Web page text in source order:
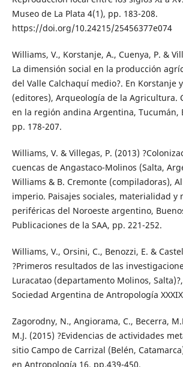
Museo de La Plata 4(1), pp. 183-208.
https://doi.org/10.24215/25456377e074
Williams, V., Korstanje, A., Cuenya, P. &
La dimensión social en la producción
del Valle Calchaquí medio?. En Korstanje
(editores), Arqueología de la Agricultura.
en la región andina Argentina, Tucumán,
pp. 178-207.
Williams, V. & Villegas, P. (2013)
cuencas de Angastaco-Molinos (Salta,
Williams & B. Cremonte (compiladoras),
imperio. Paisajes sociales, materialidad y
periféricas del Noroeste argentino,
Publicaciones de la SAA, pp. 221-252.
Williams, V., Orsini, C., Benozzi, E. &
?Primeros resultados de las
Luracatao (departamento Molinos,
Sociedad Argentina de Antropología
Zagorodny, N., Angiorama, C., Becerra,
M.J. (2015) ?Evidencias de actividades
sitio Campo de Carrizal (Belén,
en Antropología 16, pp.439-450.